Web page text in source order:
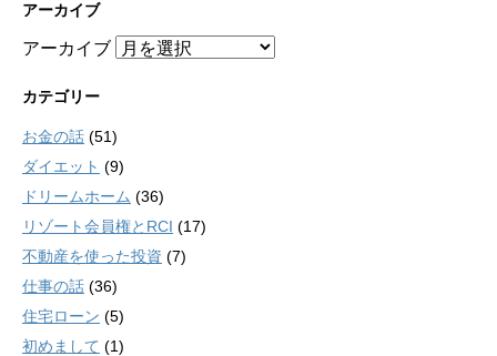
アーカイブ
アーカイブ
カテゴリー
お金の話 (51)
ダイエット (9)
ドリームホーム (36)
リゾート会員権とRCI (17)
不動産を使った投資 (7)
仕事の話 (36)
住宅ローン (5)
初めまして (1)